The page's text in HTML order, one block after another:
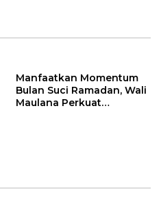
Manfaatkan Momentum
Bulan Suci Ramadan, Wali
Maulana Perkuat